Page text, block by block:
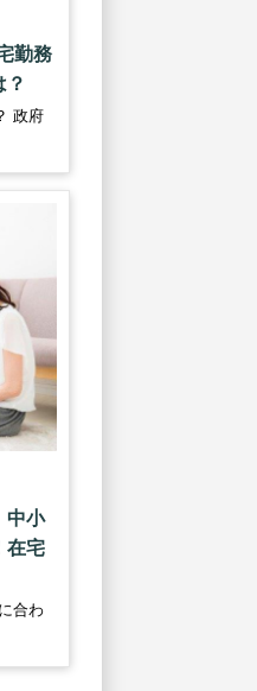
勤務
？
政府
中小
在宅
合わ